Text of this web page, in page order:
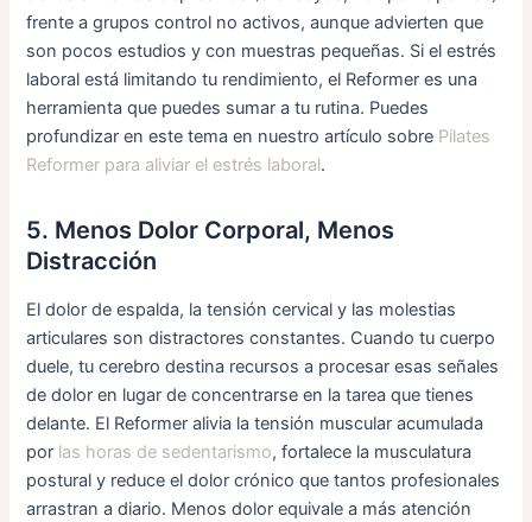
frente a grupos control no activos, aunque advierten que
son pocos estudios y con muestras pequeñas. Si el estrés
laboral está limitando tu rendimiento, el Reformer es una
herramienta que puedes sumar a tu rutina. Puedes
profundizar en este tema en nuestro artículo sobre Pilates
Reformer para aliviar el estrés laboral.
5. Menos Dolor Corporal, Menos
Distracción
El dolor de espalda, la tensión cervical y las molestias
articulares son distractores constantes. Cuando tu cuerpo
duele, tu cerebro destina recursos a procesar esas señales
de dolor en lugar de concentrarse en la tarea que tienes
delante. El Reformer alivia la tensión muscular acumulada
por las horas de sedentarismo, fortalece la musculatura
postural y reduce el dolor crónico que tantos profesionales
arrastran a diario. Menos dolor equivale a más atención